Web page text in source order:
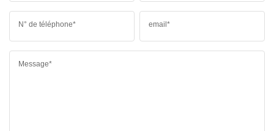
N° de téléphone* email*
Message*